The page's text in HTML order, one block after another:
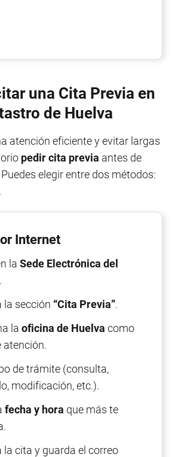
una Cita Previa en
de Huelva
atención eficiente y evitar largas
pedir cita previa antes de
elegir entre dos métodos:
Internet
la Sede Electrónica del
.
la sección “Cita Previa”.
la oficina de Huelva como
atención.
de trámite (consulta,
modificación, etc.).
fecha y hora que más te
la cita y guarda el correo